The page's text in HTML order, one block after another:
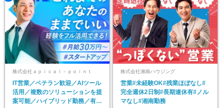
株式会社ａｐｉｃａｌ－ｐｏｉｎｔ
IT営業／ベテラン歓迎／AIツール
活用／複数のソリューションを提
案可能／ハイブリッド勤務／有給
株式会社湘南ハウジング
営業#未経験OK#残業ほぼなし#
完全週休2日制#長期連休有#ノル
マなし#湘南勤務